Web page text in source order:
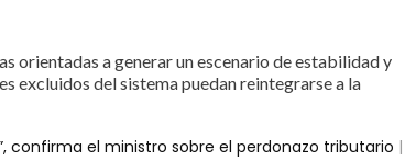
orientadas a generar un escenario de estabilidad y
excluidos del sistema puedan reintegrarse a la
confirma el ministro sobre el perdonazo tributario |